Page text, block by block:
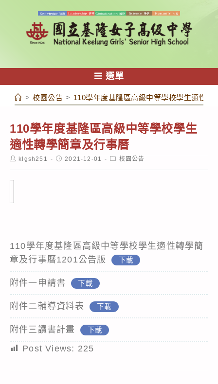
容
選單
> 校園公告 > 110學年度基隆區高級中等學校學生適性轉
110學年度基隆區高級中等學校學生
適性轉學簡章及行事曆
Postklgsh251
Post2021-12-01
Post校園公告
110學年度基隆區高級中等學校學生適性轉學簡
章及行事曆1201公告版
下載
附件一申請書 下載
附件二輔導資料表 下載
附件三讀書計畫 下載
Post Views: 225